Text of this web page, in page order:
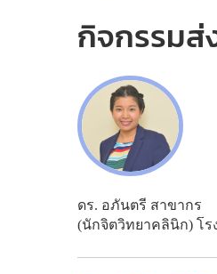
กิจกรรมส่
ดร. อภันตรี สาขากร
(นักจิตวิทยาคลินิก) โ